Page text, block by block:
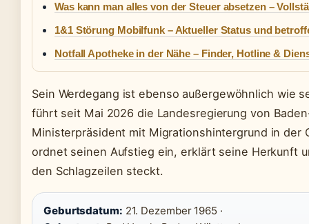
Was kann man alles von der Steuer absetzen –
1&1 Störung Mobilfunk – Aktueller Status und
Notfall Apotheke in der Nähe – Finder, Hotline &
Sein Werdegang ist ebenso außergewöhnlich wie
führt seit Mai 2026 die Landesregierung von
Ministerpräsident mit Migrationshintergrund in der
ordnet seinen Aufstieg ein, erklärt seine Herkunft
den Schlagzeilen steckt.
Geburtsdatum: 21. Dezember 1965 ·